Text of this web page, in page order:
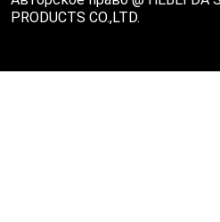
PRODUCTS CO.,LTD.